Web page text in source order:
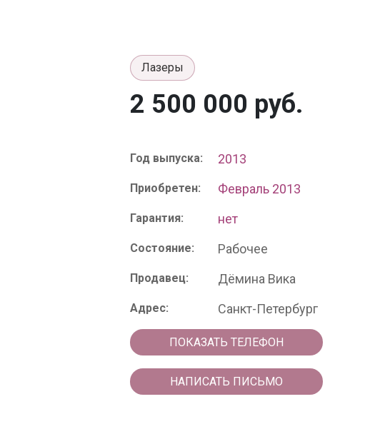
Лазеры
2 500 000 руб.
Год выпуска: 2013
Приобретен: Февраль 2013
Гарантия: нет
Состояние: Рабочее
Продавец: Дёмина Вика
Адрес: Санкт-Петербург
ПОКАЗАТЬ ТЕЛЕФОН
НАПИСАТЬ ПИСЬМО